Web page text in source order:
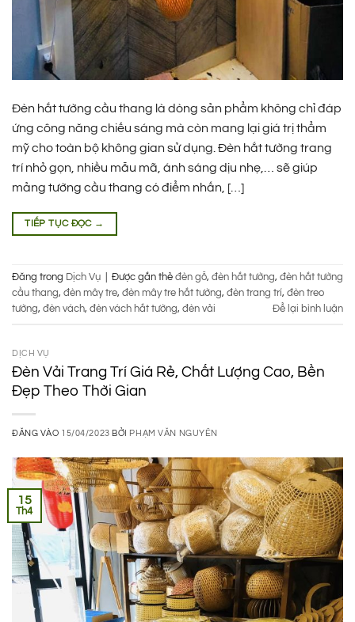
Đèn hắt tường cầu thang là dòng sản phẩm không chỉ đáp
ứng công năng chiếu sáng mà còn mang lại giá trị thẩm
mỹ cho toàn bộ không gian sử dụng. Đèn hắt tường trang
trí nhỏ gọn, nhiều mẫu mã, ánh sáng dịu nhẹ,… sẽ giúp
mảng tường cầu thang có điểm nhấn, […]
TIẾP TỤC ĐỌC →
Đăng trong Dịch Vụ Được gắn thẻ đèn gỗ, đèn hắt tường, đèn hắt tường
cầu thang, đèn mây tre, đèn mây tre hắt tường, đèn trang trí, đèn treo
tường, đèn vách, đèn vách hắt tường, đèn vải Để lại bình luận
DỊCH VỤ
Đèn Vải Trang Trí Giá Rẻ, Chất Lượng Cao, Bền
Đẹp Theo Thời Gian
ĐĂNG VÀO 15/04/2023 BỞI PHẠM VĂN NGUYÊN
15
Th4